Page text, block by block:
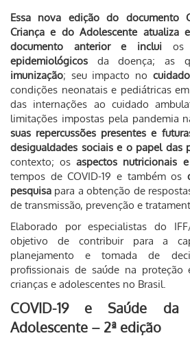
Essa nova edição do documento
Criança e do Adolescente atualiza
documento anterior e inclui os
epidemiológicos da doença; as
imunização; seu impacto no
condições neonatais e pediátricas
das internações ao cuidado
limitações impostas pela pandemia
suas repercussões presentes e
desigualdades sociais e o papel das
contexto; osaspectos nutricionais
tempos de COVID-19 e também os
pesquisa para a obtenção de
de transmissão, prevenção e
Elaborado por especialistas do
objetivo de contribuir para a
planejamento e tomada de
profissionais de saúde na
crianças e adolescentes no Brasil.
COVID-19 e Saúde
Adolescente – 2ª edição